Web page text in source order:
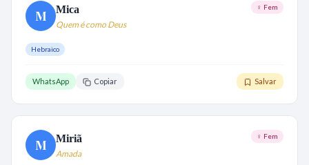
M Mica
Quem é como Deus
♀ Fem
Hebraico
WhatsApp Copiar Salvar
M Miriã
Amada
♀ Fem